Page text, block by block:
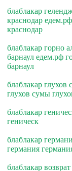
блаблакар
краснодар
краснодар
блаблакар горно
барнаул едем.рф
барнаул
блаблакар
глухов сумы
блаблакар
геническ
блаблакар
германия
блаблакар